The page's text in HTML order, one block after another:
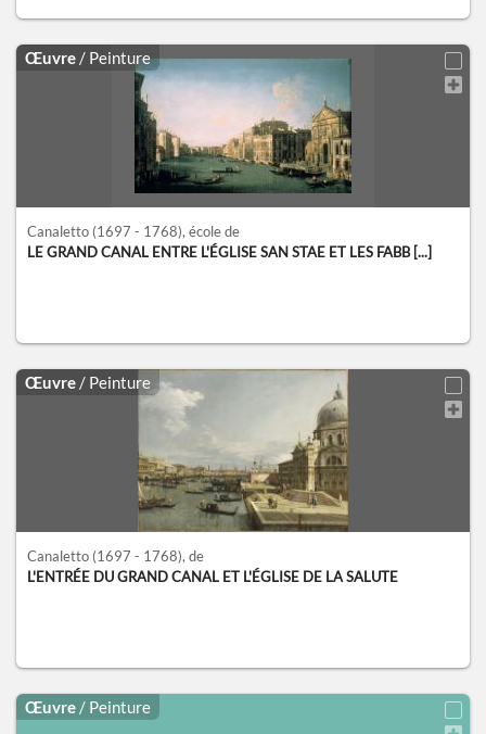
Œuvre / Peinture
Canaletto (1697 - 1768), école de
LE GRAND CANAL ENTRE L'ÉGLISE SAN STAE ET LES FABB [...]
Œuvre / Peinture
Canaletto (1697 - 1768), de
L'ENTRÉE DU GRAND CANAL ET L'ÉGLISE DE LA SALUTE
Œuvre / Peinture